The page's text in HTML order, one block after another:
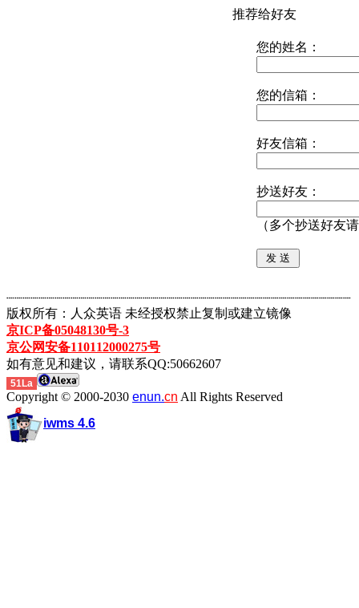
推荐给好友
您的姓名：
您的信箱：
好友信箱：
抄送好友：
（多个抄送好友
┈┈┈┈┈┈┈┈┈┈┈┈┈┈┈┈┈┈┈┈┈┈┈┈┈┈┈┈┈┈┈┈┈┈┈┈┈┈┈┈┈┈┈
版权所有：人众英语 未经授权禁止复制或建立镜像
京ICP备05048130号-3
京公网安备110112000275号
如有意见和建议，请联系QQ:50662607
51La
Copyright © 2000-2030 enun.cn All Rights Reserved
iwms 4.6